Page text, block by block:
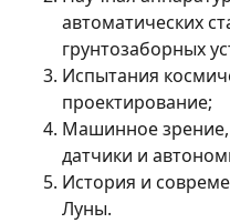
автоматических
грунтозаборных
Испытания
проектирование;
Машинное зрение,
датчики и
История и
Луны.